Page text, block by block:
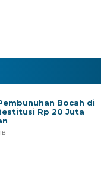
Bocah di
Rp 20 Juta